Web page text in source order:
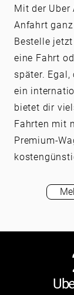
Mit der Uber
Anfahrt
Bestelle
eine Fahrt
später.
ein
bietet dir
Fahrten mit
Premium-